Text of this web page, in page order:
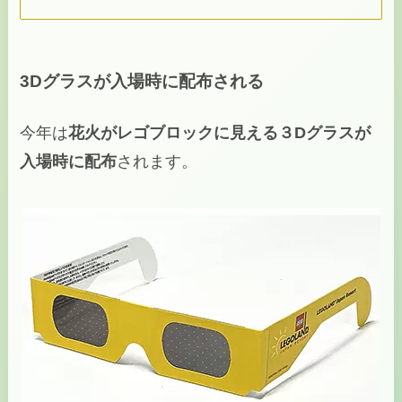
3Dグラスが入場時に配布される
今年は花火がレゴブロックに見える３Dグラスが
入場時に配布されます。